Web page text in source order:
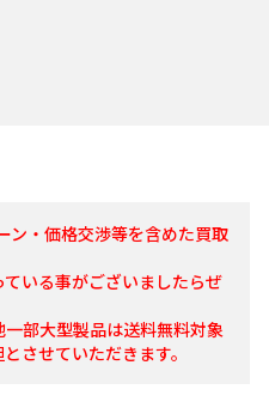
ン・価格交渉等を含めた買取
いる事がございましたらぜ
部大型製品は送料無料対象
させていただきます。